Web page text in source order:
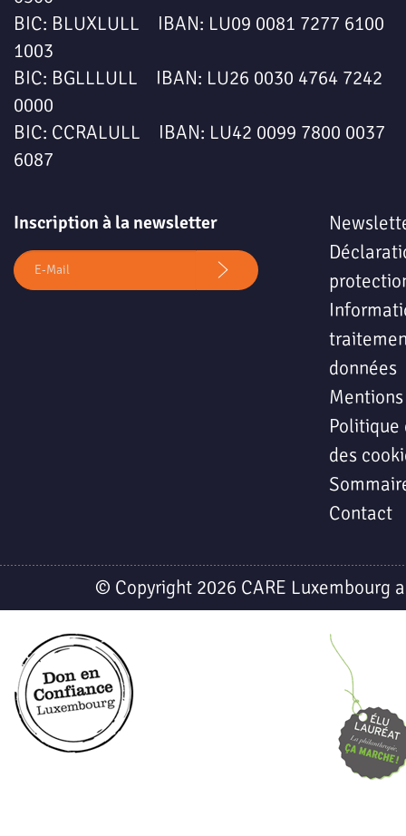
BIC: BLUXLULL IBAN: LU09 0081 7277 6100
1003
BIC: BGLLLULL IBAN: LU26 0030 4764 7242
0000
BIC: CCRALULL IBAN: LU42 0099 7800 0037
6087
Inscription à la newsletter
données
Politique
des
Contact
© Copyright 2026 CARE Luxembourg